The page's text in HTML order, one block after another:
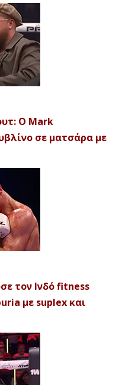
Ο Mark
σε ματσάρα με
τον Ινδό fitness
με suplex και